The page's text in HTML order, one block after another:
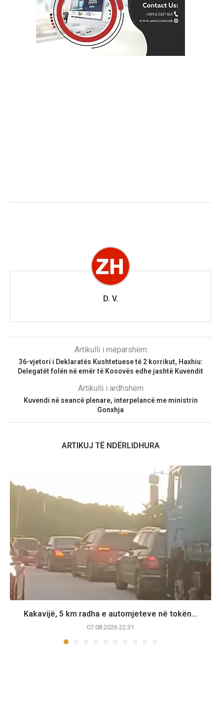
D. V.
Artikulli i mëparshëm
36-vjetori i Deklaratës Kushtetuese të 2 korrikut, Haxhiu:
Delegatët folën në emër të Kosovës edhe jashtë Kuvendit
Artikulli i ardhshëm
Kuvendi në seancë plenare, interpelancë me ministrin
Gonxhja
ARTIKUJ TË NDËRLIDHURA
Kakavijë, 5 km radha e automjeteve në tokën...
07.08.2026 22:31